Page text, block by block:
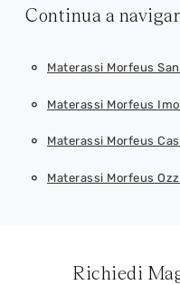
Continua a
Materassi Morfeus
Materassi Morfeus
Materassi Morfeus
Materassi Morfeus
Richiedi